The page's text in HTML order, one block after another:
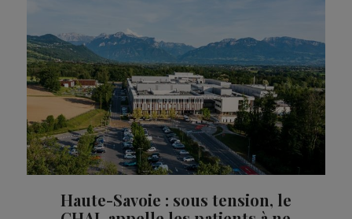
Haute-Savoie : sous tension, le